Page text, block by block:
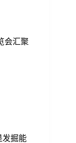
会汇聚
发掘能